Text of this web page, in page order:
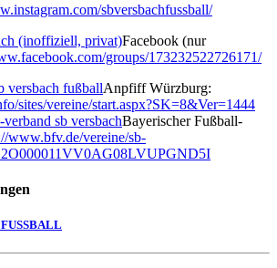
sbversbachfussball/
Facebook (nur
groups/173232522726171/
Anpfiff Würzburg:
sites/vereine/start.aspx?SK=8&Ver=1444
Bayerischer Fußball-
www.bfv.de/vereine/sb-